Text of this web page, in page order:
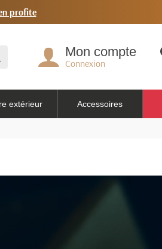
profite
Mon compte
Connexion
extérieur Accessoires